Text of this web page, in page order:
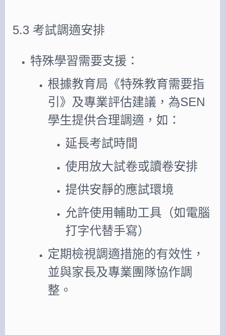
5.3 考試調適安排
特殊學習需要支援：
根據教育局《特殊教育需要指
引》及專業評估建議，為SEN
學生提供合理調適，如：
延長考試時間
使用放大試卷或讀卷安排
提供安靜的應試環境
允許使用輔助工具（如電腦
打字代替手寫）
定期檢視調適措施的有效性，
並與家長及專業團隊協作調
整。